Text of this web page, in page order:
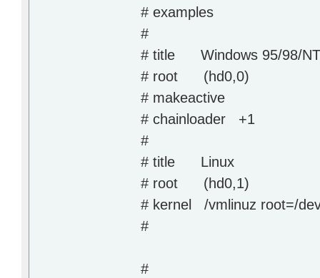
# examples
#
# title Windows 95/98/
# root (hd0,0)
# makeactive
# chainloader +1
#
# title Linux
# root (hd0,1)
# kernel /vmlinuz root=/
#
#